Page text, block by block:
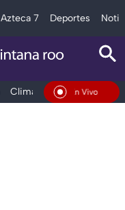
Azteca 7 Deportes
Clima Tráfico
En Vivo